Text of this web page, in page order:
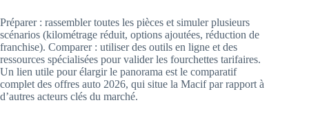
Préparer : rassembler toutes les pièces et simuler plusieurs
scénarios (kilométrage réduit, options ajoutées, réduction de
franchise). Comparer : utiliser des outils en ligne et des
ressources spécialisées pour valider les fourchettes tarifaires.
Un lien utile pour élargir le panorama est le comparatif
complet des offres auto 2026, qui situe la Macif par rapport à
d’autres acteurs clés du marché.